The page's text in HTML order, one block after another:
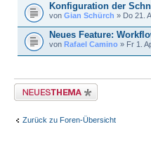
Konfiguration der
von Gian Schürch » Do 21.
Neues Feature:
von Rafael Camino » Fr 1.
Neues Thema erstellen
Zurück zu Foren-Übersicht